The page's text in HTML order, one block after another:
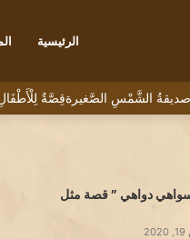
الرئيسية
صديقةُ الشَّمْسِ الصَّغيرةقِصَّةٌ
دواهي ” قصة مثل